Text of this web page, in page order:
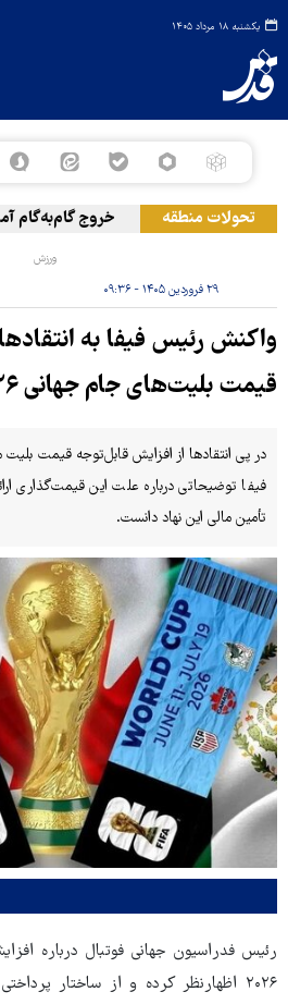
یکشنبه ۱۸ مرداد ۱۴۰۵
تحولات منطقه خروج گام‌به‌گام
ورزش
۲۹ فروردین ۱۴۰۵ - ۰۹:۳۶
واکنش رئیس فیفا به
قیمت بلیت‌های جام جهانی ۲۰۲۶
فیفا توضیحاتی درباره علت این قیمت‌گذاری
تأمین مالی این نهاد دانست.
رئیس فدراسیون جهانی فوتبال درباره
۲۰۲۶ اظهارنظر کرده و از ساختار